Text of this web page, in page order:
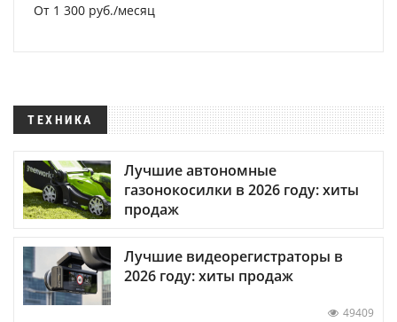
От 1 300 руб./месяц
ТЕХНИКА
Лучшие автономные
газонокосилки в 2026 году: хиты
продаж
Лучшие видеорегистраторы в
2026 году: хиты продаж
49409